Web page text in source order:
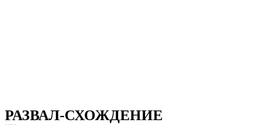
РАЗВАЛ-СХОЖДЕНИЕ